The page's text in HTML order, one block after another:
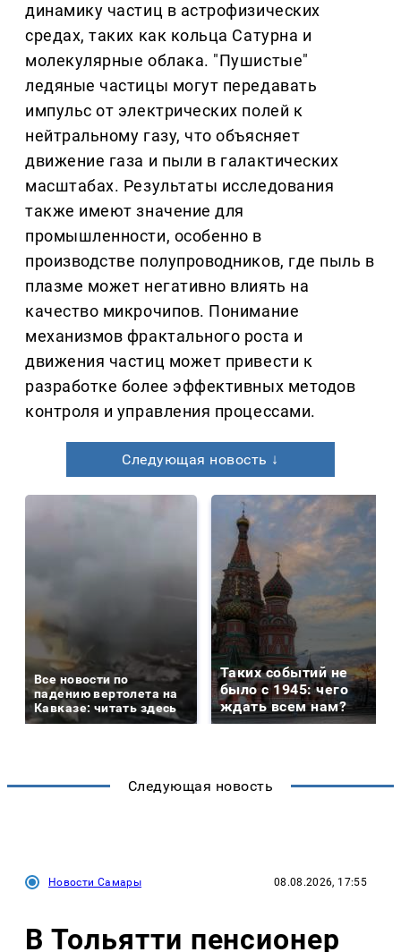
динамику частиц в астрофизических
средах, таких как кольца Сатурна и
молекулярные облака. "Пушистые"
ледяные частицы могут передавать
импульс от электрических полей к
нейтральному газу, что объясняет
движение газа и пыли в галактических
масштабах. Результаты исследования
также имеют значение для
промышленности, особенно в
производстве полупроводников, где пыль в
плазме может негативно влиять на
качество микрочипов. Понимание
механизмов фрактального роста и
движения частиц может привести к
разработке более эффективных методов
контроля и управления процессами.
Следующая новость ↓
Все новости по
падению вертолета на
Кавказе: читать здесь
Таких событий не
было с 1945: чего
ждать всем нам?
Следующая новость
Новости Самары 08.08.2026, 17:55
В Тольятти пенсионер